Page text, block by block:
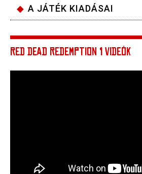
A JÁTÉK KIADÁSAI
RED DEAD REDEMPTION 1 VIDEÓK